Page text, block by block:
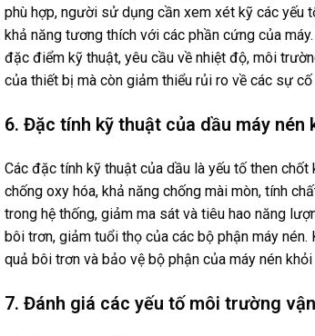
phù hợp, người sử dụng cần xem xét kỹ các yếu
khả năng tương thích với các phần cứng của
đặc điểm kỹ thuật, yêu cầu về nhiệt độ, môi
của thiết bị mà còn giảm thiểu rủi ro về các sự cố
6. Đặc tính kỹ thuật của dầu máy nén
Các đặc tính kỹ thuật của dầu là yếu tố then
chống oxy hóa, khả năng chống mài mòn, tính
trong hệ thống, giảm ma sát và tiêu hao năng
bôi trơn, giảm tuổi thọ của các bộ phận máy
quả bôi trơn và bảo vệ bộ phận của máy nén
7. Đánh giá các yếu tố môi trường